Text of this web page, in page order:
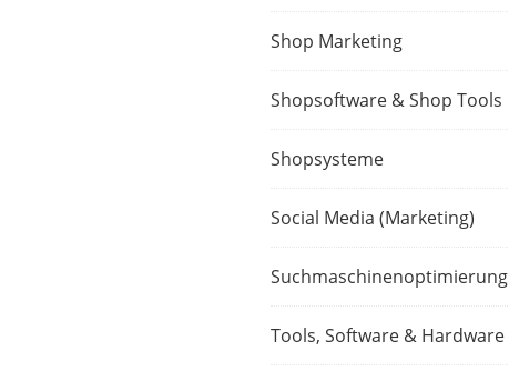
Shop Marketing
Shopsoftware & Shop Tools
Shopsysteme
Social Media (Marketing)
Suchmaschinenoptimierung
Tools, Software & Hardware